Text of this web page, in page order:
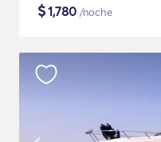
$1,780 /noche